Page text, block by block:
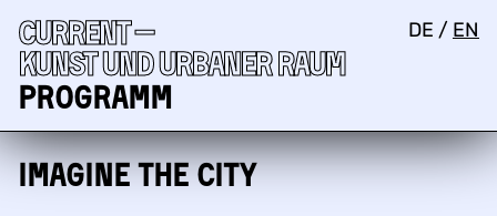
Current —
Kunst und urbaner Raum
Programm
DE / EN
IMAGINE THE CITY